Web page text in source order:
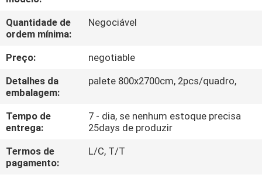
À
FÁBRICA
CONTROLE
DE
QUALIDADE
CONTACTE-
NOS
Quantidade de
ordem mínima:
Negociável
Preço:
negotiable
Detalhes da
embalagem:
palete 800x2700cm, 2pcs/quadro,
Tempo de
entrega:
7 - dia, se nenhum estoque precisa
25days de produzir
Termos de
pagamento:
L/C, T/T